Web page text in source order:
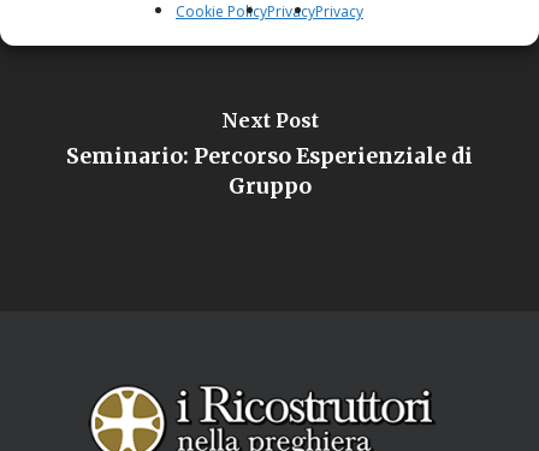
Cookie PolicyPrivacyPrivacy
Next Post
Seminario: Percorso Esperienziale di
Gruppo